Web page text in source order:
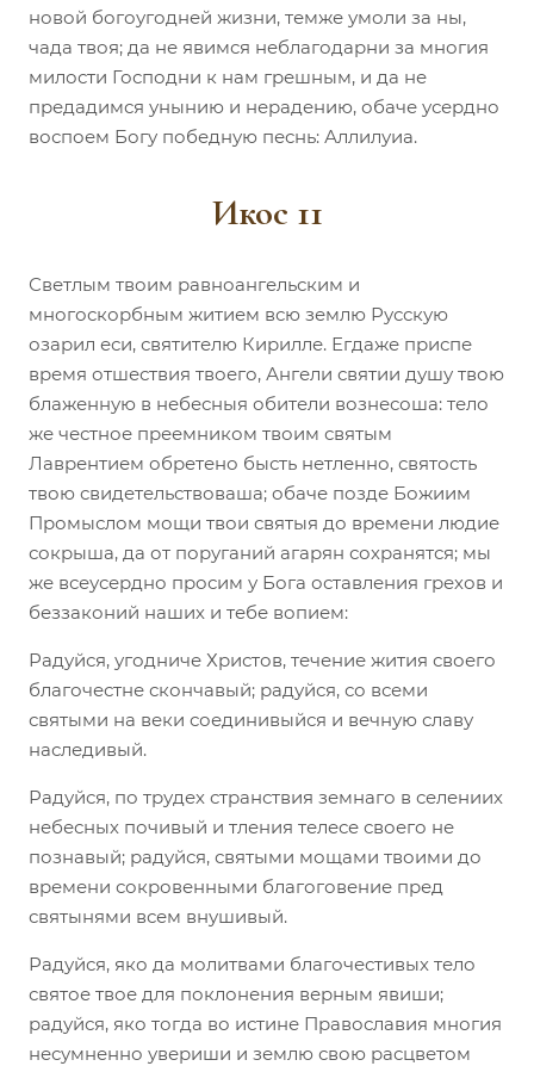
новой богоугодней жизни, темже умоли за ны,
чада твоя; да не явимся неблагодарни за многия
милости Господни к нам грешным, и да не
предадимся унынию и нерадению, обаче усердно
воспоем Богу победную песнь: Аллилуиа.
Икос 11
Светлым твоим равноангельским и
многоскорбным житием всю землю Русскую
озарил еси, святителю Кирилле. Егдаже приспе
время отшествия твоего, Ангели святии душу твою
блаженную в небесныя обители вознесоша: тело
же честное преемником твоим святым
Лаврентием обретено бысть нетленно, святость
твою свидетельствоваша; обаче позде Божиим
Промыслом мощи твои святыя до времени людие
сокрыша, да от поруганий агарян сохранятся; мы
же всеусердно просим у Бога оставления грехов и
беззаконий наших и тебе вопием:
Радуйся, угодниче Христов, течение жития своего
благочестне скончавый; радуйся, со всеми
святыми на веки соединивыйся и вечную славу
наследивый.
Радуйся, по трудех странствия земнаго в селениих
небесных почивый и тления телесе своего не
познавый; радуйся, святыми мощами твоими до
времени сокровенными благоговение пред
святынями всем внушивый.
Радуйся, яко да молитвами благочестивых тело
святое твое для поклонения верным явиши;
радуйся, яко тогда во истине Православия многия
несумненно увериши и землю свою расцветом